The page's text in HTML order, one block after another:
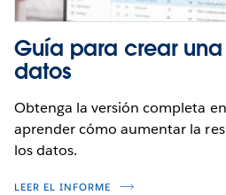
Guía para crear
datos
Obtenga la versión completa
aprender cómo aumentar la
los datos.
LEER EL INFORME